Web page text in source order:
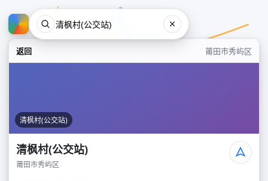
返回 莆田市秀屿区
清枫村(公交站)
清枫村(公交站)
莆田市秀屿区